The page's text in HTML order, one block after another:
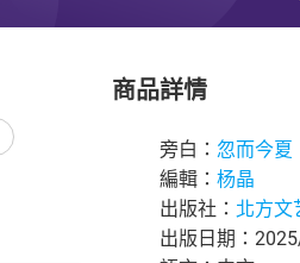
商品詳情
旁白： 忽而今夏
編輯： 杨晶
出版社： 北方文
出版日期：